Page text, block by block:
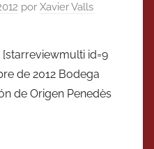
por Xavier Valls
[starreviewmulti id=9
de 2012 Bodega
de Origen Penedès